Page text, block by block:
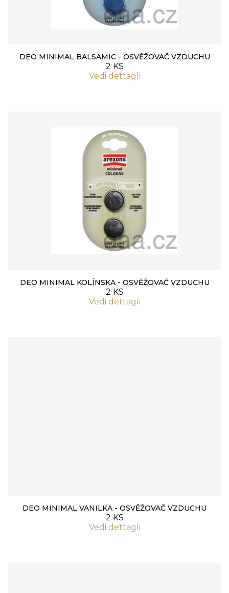
DEO MINIMAL BALSAMIC - OSVĚŽOVAČ VZDUCHU
2 KS
Vedi dettagli
DEO MINIMAL KOLÍNSKA - OSVĚŽOVAČ VZDUCHU
2 KS
Vedi dettagli
DEO MINIMAL VANILKA - OSVĚŽOVAČ VZDUCHU
2 KS
Vedi dettagli